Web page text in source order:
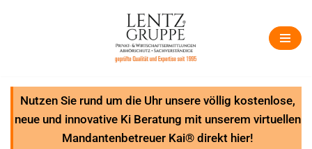
Nutzen Sie rund um die Uhr unsere völlig kostenlose,
neue und innovative Ki Beratung mit unserem virtuellen
Mandantenbetreuer Kai® direkt hier!